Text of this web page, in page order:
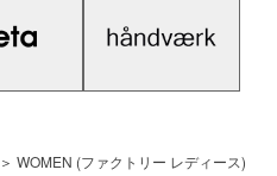
＞ WOMEN (ファクトリー レディース)